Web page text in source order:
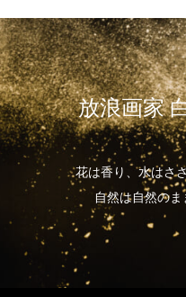
放浪画家
花は香り、水はさ
自然は自然の